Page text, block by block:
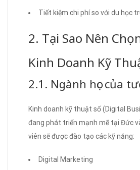
Tiết kiệm chi phí so với du học
2. Tại Sao Nên
Kinh Doanh Kỹ
2.1. Ngành học của
Kinh doanh kỹ thuật số (Digital
đang phát triển mạnh mẽ tại Đức
viên sẽ được đào tạo các kỹ năng:
Digital Marketing